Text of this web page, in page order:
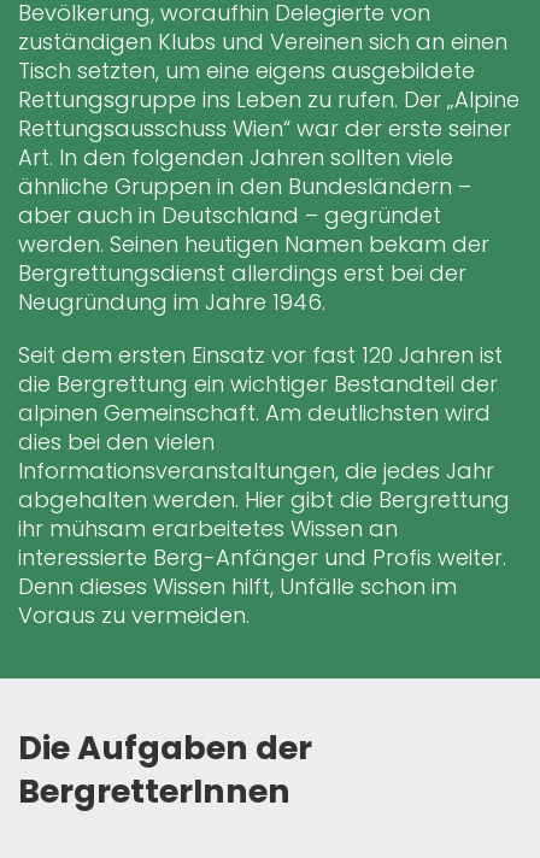
Bevölkerung, woraufhin Delegierte von
zuständigen Klubs und Vereinen sich an einen
Tisch setzten, um eine eigens ausgebildete
Rettungsgruppe ins Leben zu rufen. Der „Alpine
Rettungsausschuss Wien“ war der erste seiner
Art. In den folgenden Jahren sollten viele
ähnliche Gruppen in den Bundesländern –
aber auch in Deutschland – gegründet
werden. Seinen heutigen Namen bekam der
Bergrettungsdienst allerdings erst bei der
Neugründung im Jahre 1946.
Seit dem ersten Einsatz vor fast 120 Jahren ist
die Bergrettung ein wichtiger Bestandteil der
alpinen Gemeinschaft. Am deutlichsten wird
dies bei den vielen
Informationsveranstaltungen, die jedes Jahr
abgehalten werden. Hier gibt die Bergrettung
ihr mühsam erarbeitetes Wissen an
interessierte Berg-Anfänger und Profis weiter.
Denn dieses Wissen hilft, Unfälle schon im
Voraus zu vermeiden.
Die Aufgaben der
BergretterInnen